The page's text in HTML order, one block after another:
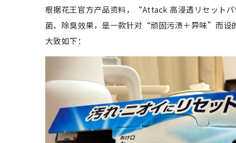
根据花王官方产品资料，“Attack 高浸透リセット
菌、除臭效果，是一款针对“顽固污渍＋异味”而设
大致如下：